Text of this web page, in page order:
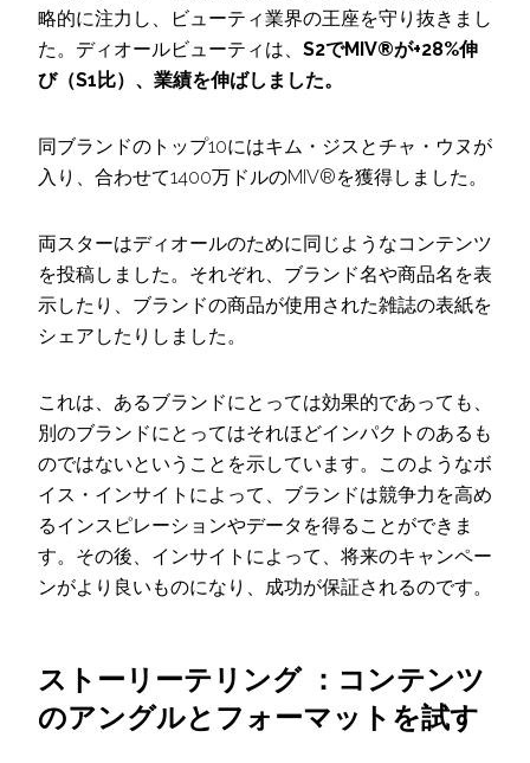
略的に注力し、ビューティ業界の王座を守り抜きまし
た。ディオールビューティは、 S2でMIV®が+28%伸
び（S1比）、業績を伸ばしました。
同ブランドのトップ10にはキム・ジスとチャ・ウヌが
入り、合わせて1400万ドルのMIV®を獲得しました。
両スターはディオールのために同じようなコンテンツ
を投稿しました。それぞれ、ブランド名や商品名を表
示したり、ブランドの商品が使用された雑誌の表紙を
シェアしたりしました。
これは、あるブランドにとっては効果的であっても、
別のブランドにとってはそれほどインパクトのあるも
のではないということを示しています。このようなボ
イス・インサイトによって、ブランドは競争力を高め
るインスピレーションやデータを得ることができま
す。その後、インサイトによって、将来のキャンペー
ンがより良いものになり、成功が保証されるのです。
ストーリーテリング ：コンテンツ
のアングルとフォーマットを試す